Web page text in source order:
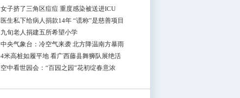
女子挤了三角区痘痘 重度感染被送进ICU
医生私下给病人捐款14年 “谎称”是慈善项目
九旬老人捐建五所希望小学
中央气象台：冷空气来袭 北方降温南方暴雨
4米高桩如履平地 看广西藤县舞狮队展绝活
空中看世园会：“百园之园”花初绽春意浓